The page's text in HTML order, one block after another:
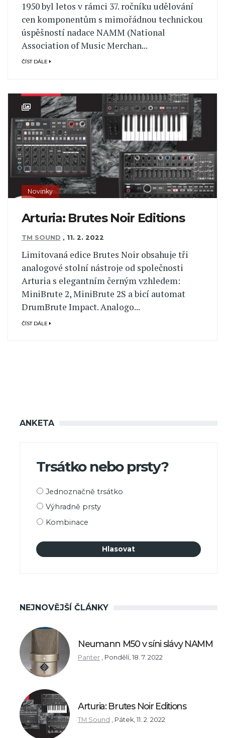
1950 byl letos v rámci 37. ročníku udělování
cen komponentům s mimořádnou technickou
úspěšností nadace NAMM (National
Association of Music Merchan...
ČÍST DÁLE
Novinky
Arturia: Brutes Noir Editions
TM SOUND , 11. 2. 2022
Limitovaná edice Brutes Noir obsahuje tři
analogové stolní nástroje od společnosti
Arturia s elegantním černým vzhledem:
MiniBrute 2, MiniBrute 2S a bicí automat
DrumBrute Impact. Analogo...
ČÍST DÁLE
ANKETA
Trsátko nebo prsty?
Možnosti
Jednoznačně trsátko
Výhradně prsty
Kombinace
NEJNOVĚJŠÍ ČLÁNKY
Neumann M50 v síni slávy NAMM
Panter , Pondělí, 18. 7. 2022
Arturia: Brutes Noir Editions
TM Sound , Pátek, 11. 2. 2022